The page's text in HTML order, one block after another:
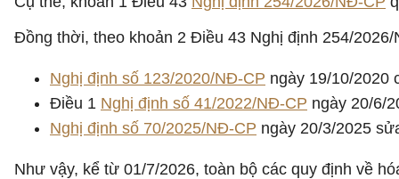
Đồng thời, theo khoản 2 Điều 43 Nghị định 254/
Nghị định số 123/2020/NĐ-CP ngày 19/10/2020
Điều 1 Nghị định số 41/2022/NĐ-CP ngày 20/6/
Nghị định số 70/2025/NĐ-CP ngày 20/3/2025
Như vậy, kể từ 01/7/2026, toàn bộ các quy định về